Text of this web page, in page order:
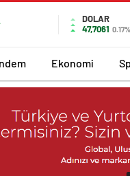
DOLAR
47,7061 0.17%
Ekonomi